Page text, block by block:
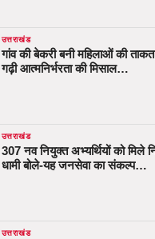
उत्तराखंड
गांव की बेकरी बनी महिलाओं की ताकत,
गढ़ी आत्मनिर्भरता की मिसाल…
उत्तराखंड
307 नव नियुक्त अभ्यर्थियों को मिले
धामी बोले-यह जनसेवा का संकल्प…
उत्तराखंड